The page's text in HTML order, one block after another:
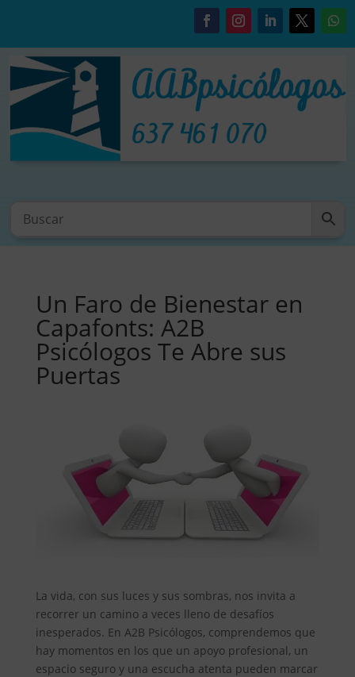
Un Faro de Bienestar en
Capafonts: A2B
Psicólogos Te Abre sus
Puertas
La vida, con sus luces y sus sombras, nos invita a
recorrer un camino a veces lleno de desafíos
inesperados. En A2B Psicólogos, comprendemos que
hay momentos en los que un apoyo profesional, un
espacio seguro y una escucha atenta pueden marcar